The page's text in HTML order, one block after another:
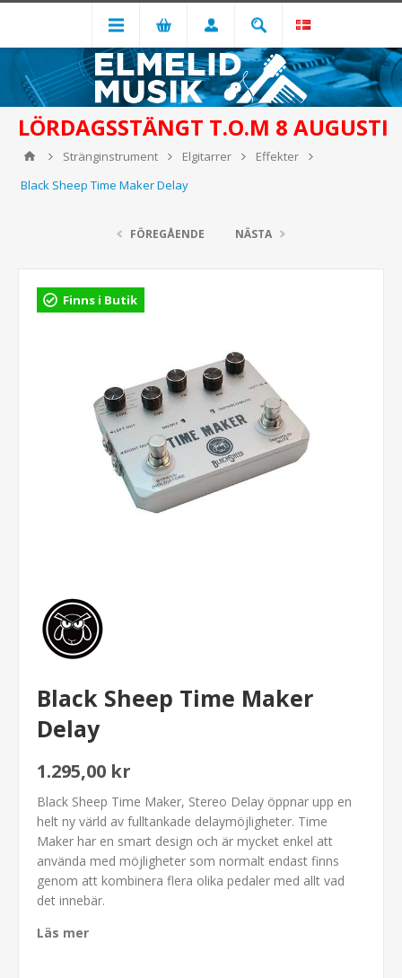
LÖRDAGSSTÄNGT T.O.M 8 AUGUSTI
Stränginstrument Elgitarrer
Effekter
Black Sheep Time Maker Delay
FÖREGÅENDE NÄSTA
Finns i Butik
Black Sheep Time Maker
Delay
1.295,00 kr
Black Sheep Time Maker, Stereo Delay öppnar upp en
helt ny värld av fulltankade delaymöjligheter. Time
Maker har en smart design och är mycket enkel att
använda med möjligheter som normalt endast finns
genom att kombinera flera olika pedaler med allt vad
det innebär.
Läs mer